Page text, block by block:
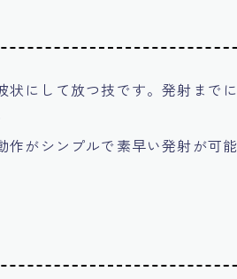
状にして放つ技です。発射までに
作がシンプルで素早い発射が可能